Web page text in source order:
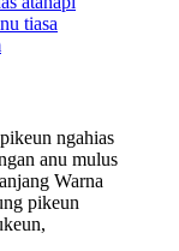
ngahias
anu mulus
Warna
pikeun